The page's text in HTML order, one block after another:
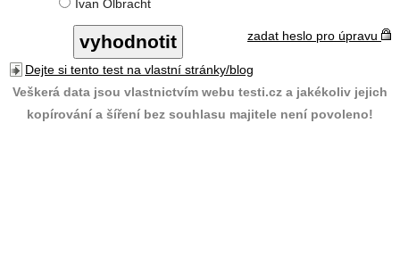
Ivan Olbracht
zadat heslo pro úpravu
Dejte si tento test na vlastní stránky/blog
Veškerá data jsou vlastnictvím webu testi.cz a jakékoliv jejich
kopírování a šíření bez souhlasu majitele není povoleno!